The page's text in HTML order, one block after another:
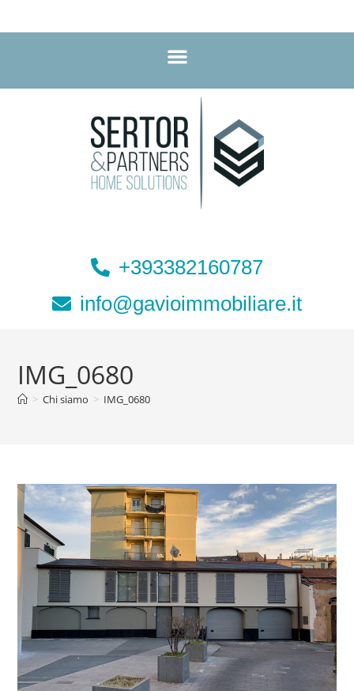
+393382160787
info@gavioimmobiliare.it
IMG_0680
> Chi siamo > IMG_0680